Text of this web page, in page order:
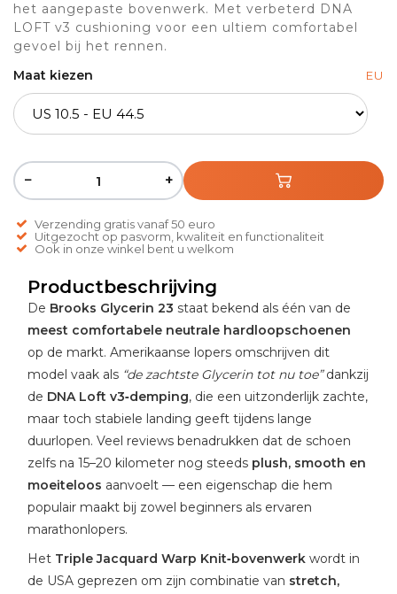
het aangepaste bovenwerk. Met verbeterd DNA
LOFT v3 cushioning voor een ultiem comfortabel
gevoel bij het rennen.
Maat kiezen
EU
− +
Verzending gratis vanaf 50 euro
Uitgezocht op pasvorm, kwaliteit en functionaliteit
Ook in onze winkel bent u welkom
Productbeschrijving
De Brooks Glycerin 23 staat bekend als één van de
meest comfortabele neutrale hardloopschoenen
op de markt. Amerikaanse lopers omschrijven dit
model vaak als “de zachtste Glycerin tot nu toe”dankzij
de DNA Loft v3‑demping, die een uitzonderlijk zachte,
maar toch stabiele landing geeft tijdens lange
duurlopen. Veel reviews benadrukken dat de schoen
zelfs na 15–20 kilometer nog steeds plush, smooth en
moeiteloos aanvoelt — een eigenschap die hem
populair maakt bij zowel beginners als ervaren
marathonlopers.
Het Triple Jacquard Warp Knit‑bovenwerk wordt in
de USA geprezen om zijn combinatie van stretch,